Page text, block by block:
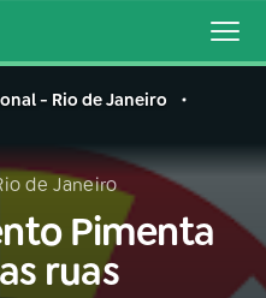
- Rio de Janeiro
de Janeiro
Pimenta
ruas